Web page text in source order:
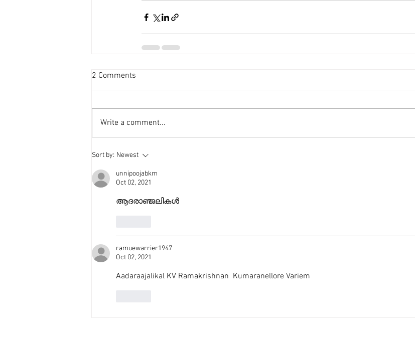
2 Comments
Write a comment...
Sort by: Newest
unnipoojabkm
Oct 02, 2021
ആദരാഞ്ജലികൾ
ramuewarrier1947
Oct 02, 2021
Aadaraajalikal KV Ramakrishnan  Kumaranellore Variem